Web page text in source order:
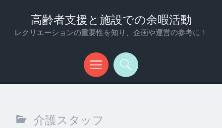
高齢者支援と施設での余暇活動
レクリエーションの重要性を知り、企画や運営の参考に！
メ
検
介護スタッフ